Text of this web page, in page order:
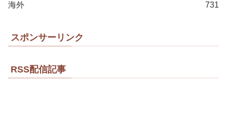
海外 731
スポンサーリンク
RSS配信記事